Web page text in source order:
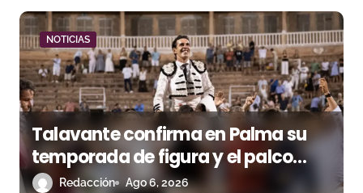
a
d
a
s
NOTICIAS
Talavante confirma en Palma su
temporada de figura y el palco
niega el premio a Roca Rey
Redacción Ago 6, 2026